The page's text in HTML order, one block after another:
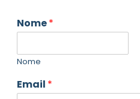
Nome*
Nome
Email *